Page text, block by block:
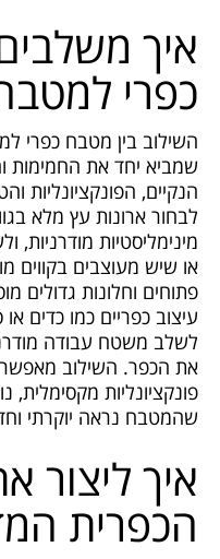
איך
כפרי
השילוב בין מטבח כפרי
שמביא יחד את החמימות
הנקיים, הפונקציונליות
לבחור ארונות עץ מלא
מינימליסטיות
או שיש מעוצבים בקווים
פתוחים וחלונות גדולים
עיצוב כפריים כמו כדים
לשלב משטח עבודה
את הכפר. השילוב מאפשר
פונקציונליות מקסימלית,
שהמטבח נראה יוקרתי
איך ליצור
הכפרית